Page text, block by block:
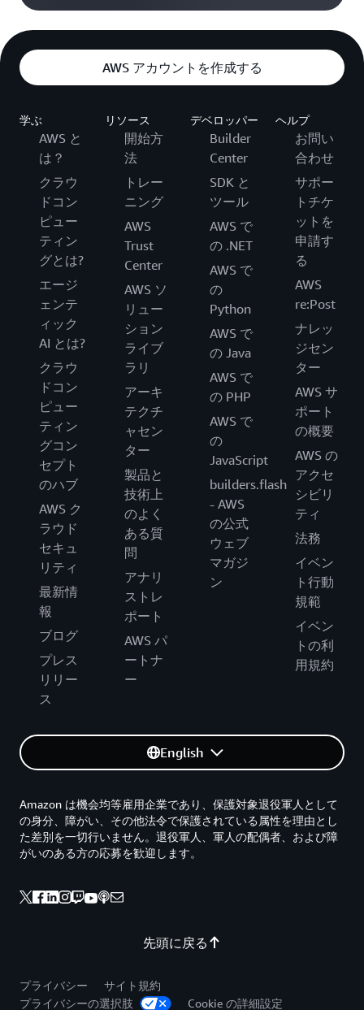
AWS アカウントを作成する
学ぶ
AWS と
は？
クラウ
ドコン
ピュー
ティン
グとは?
エージ
ェンテ
ィック
AI とは?
クラウ
ドコン
ピュー
ティン
グコン
セプト
のハブ
AWS ク
ラウド
セキュ
リティ
最新情
報
ブログ
プレス
リリー
ス
リソース
開始方
法
トレー
ニング
AWS
Trust
Center
AWS ソ
リュー
ション
ライブ
ラリ
アーキ
テクチ
ャセン
ター
製品と
技術上
のよく
ある質
問
アナリ
ストレ
ポート
AWS パ
ートナ
ー
デベロッパー
Builder
Center
SDK と
ツール
AWS で
の .NET
AWS で
の
Python
AWS で
の Java
AWS で
の PHP
AWS で
の
JavaScript
builders.flash
- AWS
の公式
ウェブ
マガジ
ン
ヘルプ
お問い
合わせ
サポー
トチケ
ットを
申請す
る
AWS
re:Post
ナレッ
ジセン
ター
AWS サ
ポート
の概要
AWS の
アクセ
シビリ
ティ
法務
イベン
ト行動
規範
イベン
トの利
用規約
English
先頭に戻る
Amazon は機会均等雇用企業であり、保護対象退役軍人として
の身分、障がい、その他法令で保護されている属性を理由とし
た差別を一切行いません。退役軍人、軍人の配偶者、および障
がいのある方の応募を歓迎します。
プライバシー
サイト規約
プライバシーの選択肢
Cookie の詳細設定